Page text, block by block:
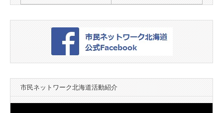
市民ネットワーク北海道活動紹介